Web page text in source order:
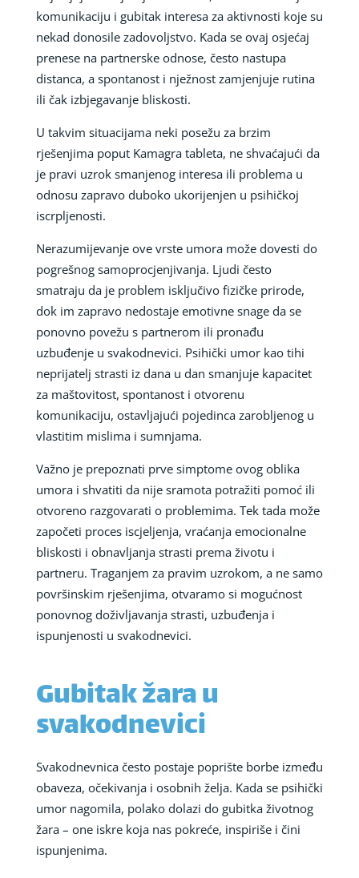
komunikaciju i gubitak interesa za aktivnosti koje su
nekad donosile zadovoljstvo. Kada se ovaj osjećaj
prenese na partnerske odnose, često nastupa
distanca, a spontanost i nježnost zamjenjuje rutina
ili čak izbjegavanje bliskosti.
U takvim situacijama neki posežu za brzim
rješenjima poput Kamagra tableta, ne shvaćajući da
je pravi uzrok smanjenog interesa ili problema u
odnosu zapravo duboko ukorijenjen u psihičkoj
iscrpljenosti.
Nerazumijevanje ove vrste umora može dovesti do
pogrešnog samoprocjenjivanja. Ljudi često
smatraju da je problem isključivo fizičke prirode,
dok im zapravo nedostaje emotivne snage da se
ponovno povežu s partnerom ili pronađu
uzbuđenje u svakodnevici. Psihički umor kao tihi
neprijatelj strasti iz dana u dan smanjuje kapacitet
za maštovitost, spontanost i otvorenu
komunikaciju, ostavljajući pojedinca zarobljenog u
vlastitim mislima i sumnjama.
Važno je prepoznati prve simptome ovog oblika
umora i shvatiti da nije sramota potražiti pomoć ili
otvoreno razgovarati o problemima. Tek tada može
započeti proces iscjeljenja, vraćanja emocionalne
bliskosti i obnavljanja strasti prema životu i
partneru. Traganjem za pravim uzrokom, a ne samo
površinskim rješenjima, otvaramo si mogućnost
ponovnog doživljavanja strasti, uzbuđenja i
ispunjenosti u svakodnevici.
Gubitak žara u
svakodnevici
Svakodnevnica često postaje poprište borbe između
obaveza, očekivanja i osobnih želja. Kada se psihički
umor nagomila, polako dolazi do gubitka životnog
žara – one iskre koja nas pokreće, inspiriše i čini
ispunjenima.